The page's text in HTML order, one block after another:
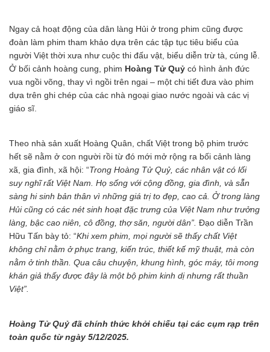
Ngay cả hoạt động của dân làng Hủi ở trong phim cũng được
đoàn làm phim tham khảo dựa trên các tập tục tiêu biểu của
người Việt thời xưa như cuộc thi đấu vật, biểu diễn trừ tà, cúng lễ.
Ở bối cảnh hoàng cung, phim Hoàng Tử Quỷ có hình ảnh đức
vua ngồi võng, thay vì ngồi trên ngai – một chi tiết đưa vào phim
dựa trên ghi chép của các nhà ngoại giao nước ngoài và các vị
giáo sĩ.
Theo nhà sản xuất Hoàng Quân, chất Việt trong bộ phim trước
hết sẽ nằm ở con người rồi từ đó mới mở rộng ra bối cảnh làng
xã, gia đình, xã hội: “Trong Hoàng Tử Quỷ, các nhân vật có lối
suy nghĩ rất Việt Nam. Họ sống với cộng đồng, gia đình, và sẵn
sàng hi sinh bản thân vì những giá trị to đẹp, cao cả. Ở trong làng
Hủi cũng có các nét sinh hoạt đặc trưng của Việt Nam như trưởng
làng, bậc cao niên, cô đồng, thợ săn, người dân”. Đạo diễn Trần
Hữu Tấn bày tỏ: “Khi xem phim, mọi người sẽ thấy chất Việt
không chỉ nằm ở phục trang, kiến trúc, thiết kế mỹ thuật, mà còn
nằm ở tinh thần. Qua câu chuyện, khung hình, góc máy, tôi mong
khán giả thấy được đây là một bộ phim kinh dị nhưng rất thuần
Việt”.
Hoàng Tử Quỷ đã chính thức khởi chiếu tại các cụm rạp trên
toàn quốc từ ngày 5/12/2025.